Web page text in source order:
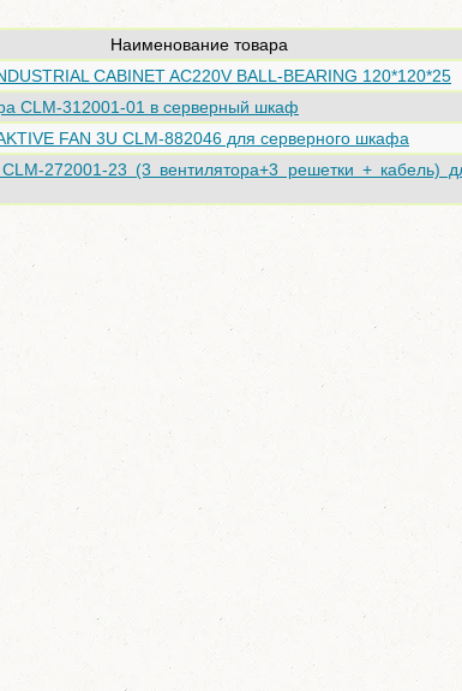
Наименование товара
CABINET AC220V BALL-BEARING 120*120*25
CLM-312001-01 в серверный шкаф
FAN 3U CLM-882046 для серверного шкафа
272001-23 (3 вентилятора+3 решетки + кабель)